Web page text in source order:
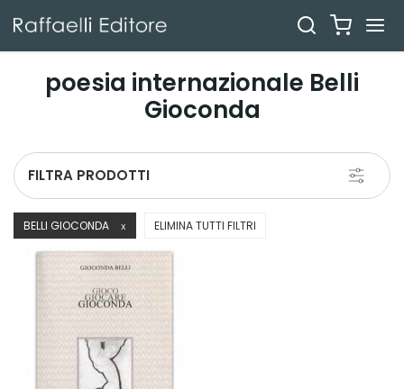
poesia internazionale Belli
Gioconda
Toggle
FILTRA PRODOTTI
BELLI GIOCONDA X ELIMINA TUTTI FILTRI